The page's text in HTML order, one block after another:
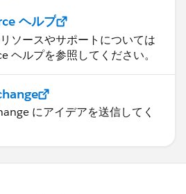
ヘルプ
ソースやサポートについては
ヘルプを参照してください。
にアイデアを送信してく